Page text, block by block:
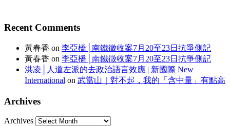
Recent Comments
黃春香 on 李亞橋│南鐵徵收案7月20至23日抗爭側記
黃春香 on 李亞橋│南鐵徵收案7月20至23日抗爭側記
洪凌│人道左派的去政治語言效應 | 新國際 New
International on 武當山｜對不起，我的「含中量」有點高
Archives
Archives